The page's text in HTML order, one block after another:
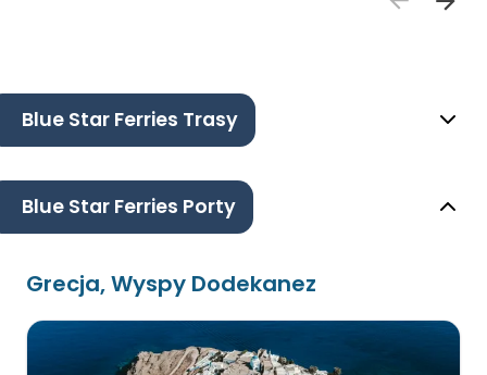
Blue Star Ferries Trasy
Blue Star Ferries Porty
Grecja, Wyspy Dodekanez